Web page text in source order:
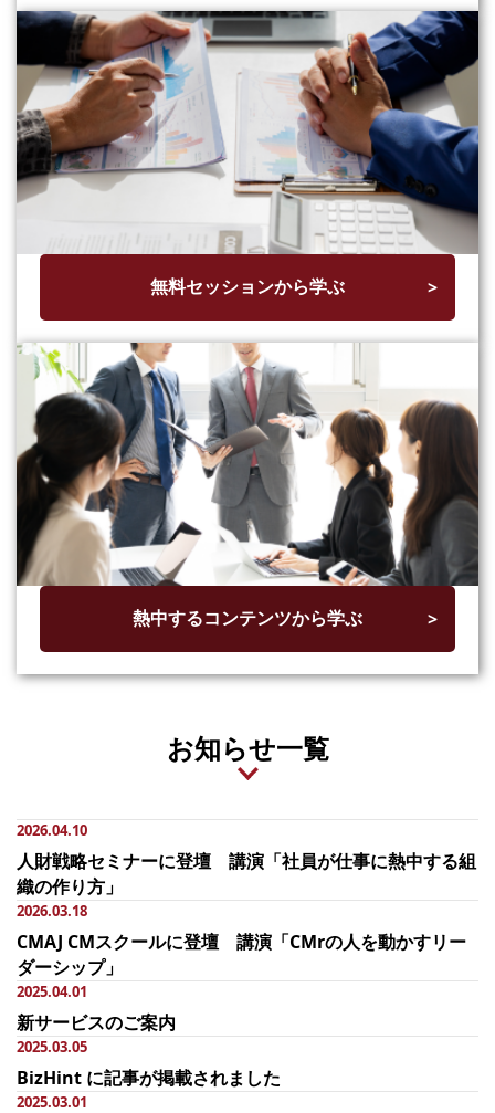
無料セッションから学ぶ
熱中するコンテンツから学ぶ
お知らせ一覧
2026.04.10
人財戦略セミナーに登壇 講演「社員が仕事に熱中する組
織の作り方」
2026.03.18
CMAJ CMスクールに登壇 講演「CMrの人を動かすリー
ダーシップ」
2025.04.01
新サービスのご案内
2025.03.05
BizHint に記事が掲載されました
2025.03.01